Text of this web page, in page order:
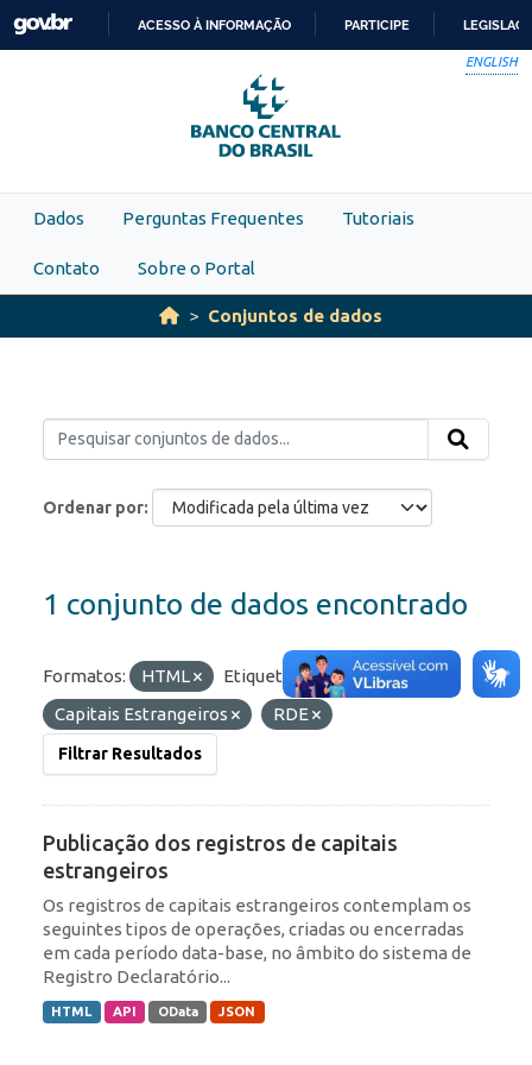
Skip to main content
PARA
O
CONTEÚDO
ACESSO À INFORMAÇÃO PARTICIPE
ENGLISH
Dados Perguntas Frequentes Tutoriais
Contato Sobre o Portal
Conjuntos de dados
Ordenar por
1 conjunto de dados encontrado
Formatos: HTML Etiquetas: ROF
IED
Capitais Estrangeiros
RDE
Filtrar Resultados
Publicação dos registros de capitais
estrangeiros
Os registros de capitais estrangeiros contemplam os
seguintes tipos de operações, criadas ou encerradas
em cada período data-base, no âmbito do sistema de
Registro Declaratório...
HTML API OData JSON